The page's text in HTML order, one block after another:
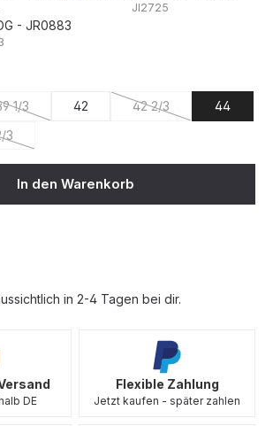
in 2-4 Tagen bei dir.
JI2725
1/3
(Diese Option ist zurzeit nicht verfügbar.)
42 42 2/3
(Diese Option ist
44
zurzeit nicht verfügbar.)
3
(Diese Option ist zurzeit nicht verfügbar.)
In den Warenkorb
DE
Flexible Zahlung
Jetzt kaufen - später zahlen